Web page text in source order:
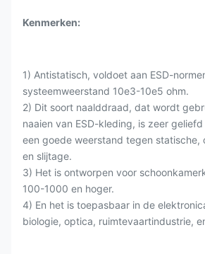
Kenmerken:
1) Antistatisch, voldoet aan ESD-
systeemweerstand 10e3-10e5 ohm.
2) Dit soort naalddraad, dat wordt
naaien van ESD-kleding, is zeer
een goede weerstand tegen statische,
en slijtage.
3) Het is ontworpen voor
100-1000 en hoger.
4) En het is toepasbaar in de
biologie, optica, ruimtevaartindustrie,